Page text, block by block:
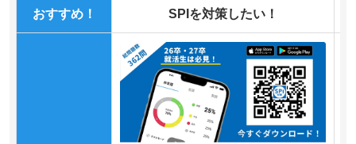
おすすめ！
SPIを対策したい！